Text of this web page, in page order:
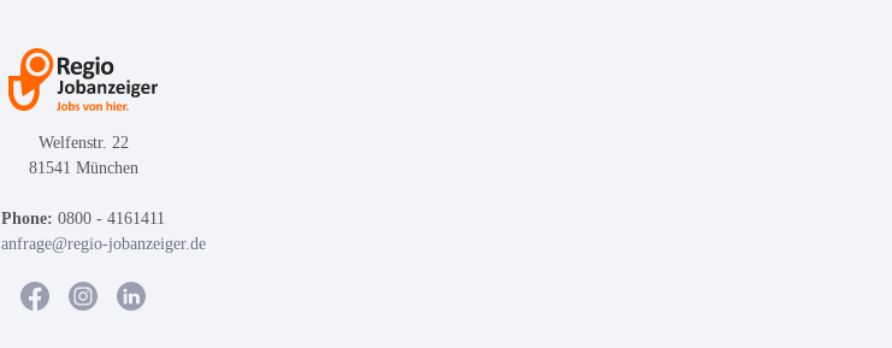
Welfenstr. 22
81541 München
Phone: 0800 - 4161411
anfrage@regio-jobanzeiger.de